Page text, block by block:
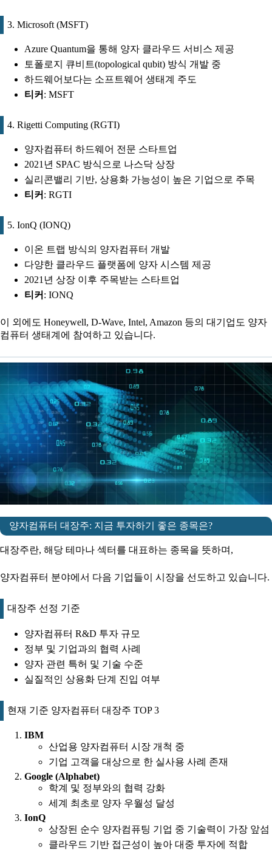
3. Microsoft (MSFT)
Azure Quantum을 통해 양자 클라우드 서비스 제공
토폴로지 큐비트(topological qubit) 방식 개발 중
하드웨어보다는 소프트웨어 생태계 주도
티커 : MSFT
4. Rigetti Computing (RGTI)
양자컴퓨터 하드웨어 전문 스타트업
2021년 SPAC 방식으로 나스닥 상장
실리콘밸리 기반, 상용화 가능성이 높은 기업으로 주목
티커 : RGTI
5. IonQ (IONQ)
이온 트랩 방식의 양자컴퓨터 개발
다양한 클라우드 플랫폼에 양자 시스템 제공
2021년 상장 이후 주목받는 스타트업
티커 : IONQ
이 외에도 Honeywell, D-Wave, Intel, Amazon 등의 대기업도 양자
컴퓨터 생태계에 참여하고 있습니다.
양자컴퓨터 대장주: 지금 투자하기 좋은 종목은?
대장주란, 해당 테마나 섹터를 대표하는 종목을 뜻하며,
양자컴퓨터 분야에서 다음 기업들이 시장을 선도하고 있습니다.
대장주 선정 기준
양자컴퓨터 R&D 투자 규모
정부 및 기업과의 협력 사례
양자 관련 특허 및 기술 수준
실질적인 상용화 단계 진입 여부
현재 기준 양자컴퓨터 대장주 TOP 3
IBM
산업용 양자컴퓨터 시장 개척 중
기업 고객을 대상으로 한 실사용 사례 존재
Google (Alphabet)
학계 및 정부와의 협력 강화
세계 최초로 양자 우월성 달성
IonQ
상장된 순수 양자컴퓨팅 기업 중 기술력이 가장 앞섬
클라우드 기반 접근성이 높아 대중 투자에 적합